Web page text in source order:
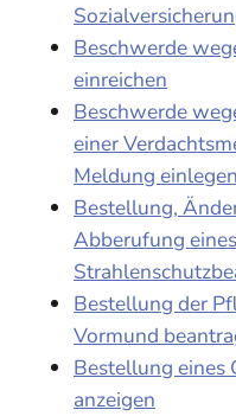
Beschwerde
einreichen
Beschwerde
einer
Meldung einlegen
Bestellung,
Abberufung eines
Bestellung der
Vormund
Bestellung eines
anzeigen